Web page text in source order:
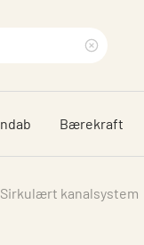
search
phrase
Bærekraft
Sirkulært kanalsystem